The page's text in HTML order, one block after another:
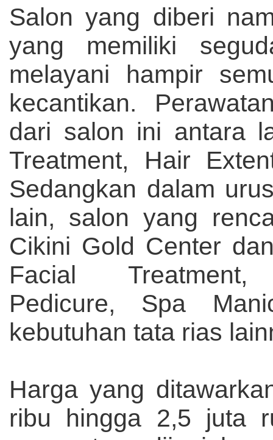
Salon yang diberi
yang memiliki
melayani hampir
kecantikan.
dari salon ini antara
Treatment, Hair
Sedangkan dalam
lain, salon yang
Cikini Gold Center
Facial Treatment,
Pedicure, Spa
kebutuhan tata rias
Harga yang
ribu hingga 2,5 juta